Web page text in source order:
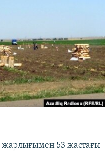
жарлығымен 53 жастағы